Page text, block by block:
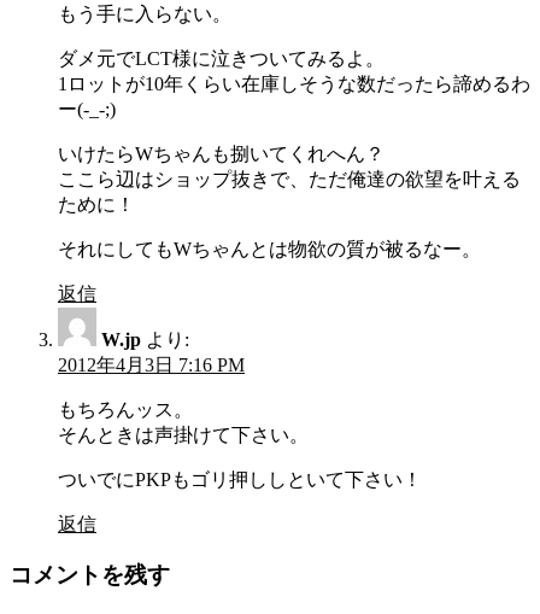
もう手に入らない。
ダメ元でLCT様に泣きついてみるよ。
1ロットが10年くらい在庫しそうな数だったら諦めるわ
ー(-_-;)
いけたらWちゃんも捌いてくれへん？
ここら辺はショップ抜きで、ただ俺達の欲望を叶える
ために！
それにしてもWちゃんとは物欲の質が被るなー。
返信
W.jp より:
2012年4月3日 7:16 PM
もちろんッス。
そんときは声掛けて下さい。
ついでにPKPもゴリ押ししといて下さい！
返信
コメントを残す